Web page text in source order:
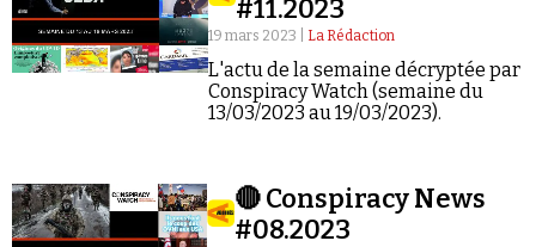
#11.2023
19 mars 2023 | La Rédaction
L'actu de la semaine décryptée par
Conspiracy Watch (semaine du
13/03/2023 au 19/03/2023).
🔴 Conspiracy News
#08.2023